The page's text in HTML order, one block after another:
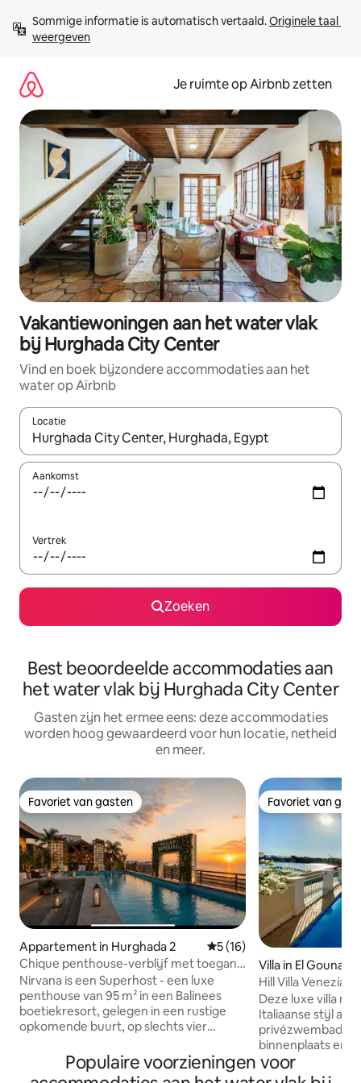
direct
naar
Sommige informatie is automatisch vertaald. Originele taal
weergeven
Je ruimte op Airbnb zetten
Vakantiewoningen aan het water vlak
bij Hurghada City Center
Vind en boek bijzondere accommodaties aan het
water op Airbnb
Locatie
Wanneer er suggesties beschikbaar zijn, maak je een keuze
Aankomst
Vertrek
Zoeken
Best beoordeelde accommodaties aan
het water vlak bij Hurghada City Center
Gasten zijn het ermee eens: deze accommodaties
worden hoog gewaardeerd voor hun locatie, netheid
en meer.
Favoriet van gasten
Favoriet van gasten
Appartement in Hurghada 2 Gemiddelde beoordeling
5 (16)
Chique penthouse-verblijf met toegang
tot El Gouna
Nirvana is een Superhost - een luxe
penthouse van 95 m² in een Balinees
boetiekresort, gelegen in een rustige
opkomende buurt, op slechts vier
krijgen exclusieve toegang via QR-code
tot El Gouna, een gecontroleerde
Favoriet van
Favoriet van
Villa in El Gouna
Hill Villa Venezia
zwembad en
Deze luxe villa
Italiaanse stijl
privézwembad,
binnenplaats en
privéstrand en de
zwembad kun je
Populaire voorzieningen voor